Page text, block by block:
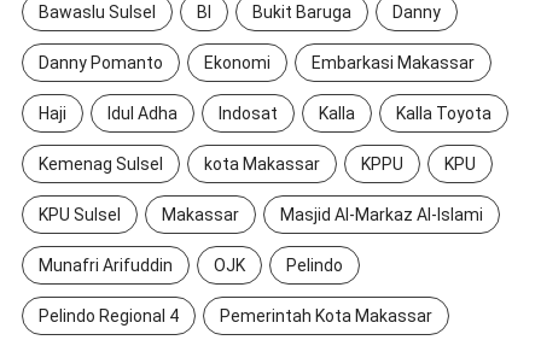
Bawaslu Sulsel BI Bukit Baruga Danny
Danny Pomanto Ekonomi Embarkasi Makassar
Haji Idul Adha Indosat Kalla Kalla Toyota
Kemenag Sulsel kota Makassar KPPU KPU
KPU Sulsel Makassar Masjid Al-Markaz Al-Islami
Munafri Arifuddin OJK Pelindo
Pelindo Regional 4 Pemerintah Kota Makassar